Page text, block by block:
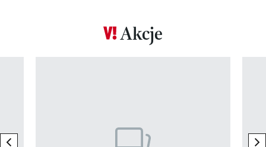
Akcje
previous element